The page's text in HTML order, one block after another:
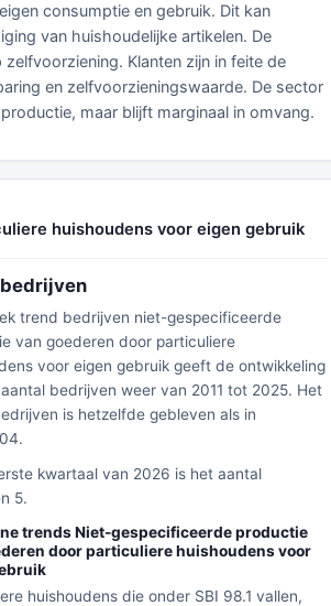
consumptie en gebruik. Dit kan
van huishoudelijke artikelen. De
Klanten zijn in feite de
en zelfvoorzieningswaarde. De sector
maar blijft marginaal in omvang.
huishoudens voor eigen gebruik
trend bedrijven niet-gespecificeerde
van goederen door particuliere
voor eigen gebruik geeft de ontwikkeling
bedrijven weer van 2011 tot 2025. Het
is hetzelfde gebleven als in
kwartaal van 2026 is het aantal
5.
trends Niet-gespecificeerde productie
door particuliere huishoudens voor
huishoudens die onder SBI 98.1 vallen,